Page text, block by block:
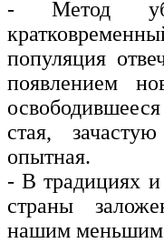
- Метод
популяция
появлением
стая,
опытная.
- В традициях и
страны
нашим